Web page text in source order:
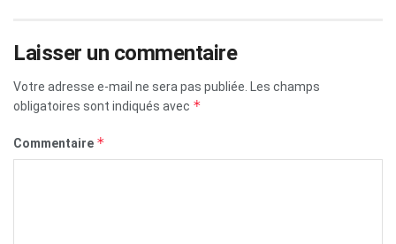
Laisser un commentaire
Votre adresse e-mail ne sera pas publiée. Les champs
obligatoires sont indiqués avec *
Commentaire *